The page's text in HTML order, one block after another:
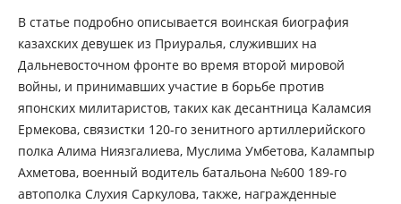
В статье подробно описывается воинская биография
казахских девушек из Приуралья, служивших на
Дальневосточном фронте во время второй мировой
войны, и принимавших участие в борьбе против
японских милитаристов, таких как десантница Каламсия
Ермекова, связистки 120-го зенитного артиллерийского
полка Алима Ниязгалиева, Муслима Умбетова, Калампыр
Ахметова, военный водитель батальона №600 189-го
автополка Слухия Саркулова, также, награжденные